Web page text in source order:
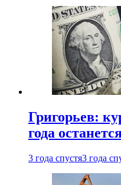
Григорьев:
года
3 года спустя3 года